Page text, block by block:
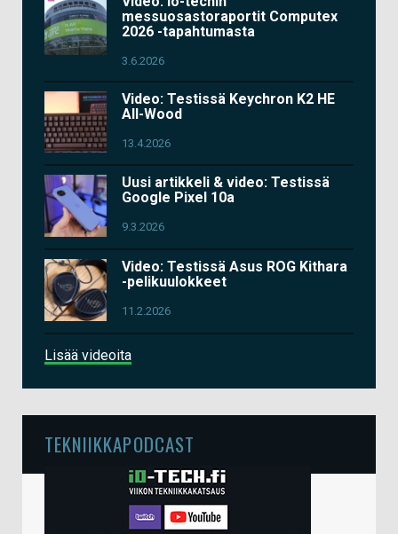
messuosastoraportit Computex
2026 -tapahtumasta
3.6.2026
Video: Testissä Keychron K2 HE
All-Wood
13.4.2026
Uusi artikkeli & video: Testissä
Google Pixel 10a
9.3.2026
Video: Testissä Asus ROG Kithara
-pelikuulokkeet
11.2.2026
Lisää videoita
TEKNIIKKAPODCAST